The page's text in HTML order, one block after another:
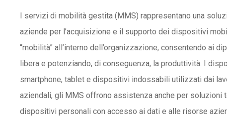
I servizi di mobilità gestita (MMS) rappresentano una
aziende per l’acquisizione e il supporto dei dispositivi
“mobilità” all’interno dell’organizzazione, consentendo ai
libera e potenziando, di conseguenza, la produttività. I
smartphone, tablet e dispositivi indossabili utilizzati dai
aziendali, gli MMS offrono assistenza anche per soluzioni
dispositivi personali con accesso ai dati e alle risorse